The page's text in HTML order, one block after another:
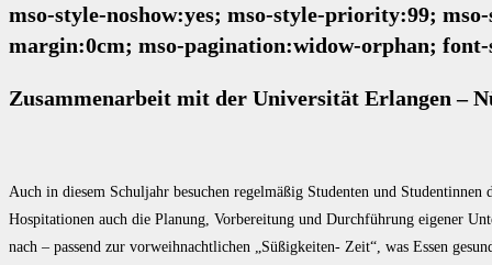
mso-style-noshow:yes; mso-style-priority:99;
margin:0cm; mso-pagination:widow-orphan;
Zusammenarbeit mit der Universität Erlangen –
Auch in diesem Schuljahr besuchen regelmäßig Studenten und
Hospitationen auch die Planung, Vorbereitung und Durchführung eigener
nach – passend zur vorweihnachtlichen „Süßigkeiten- Zeit“, was Essen